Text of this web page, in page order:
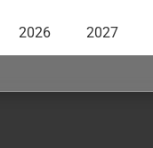
2026 2027